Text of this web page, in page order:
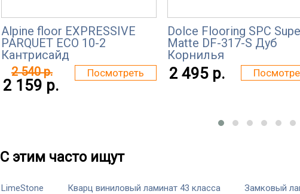
Alpine floor EXPRESSIVE
PARQUET ЕСО 10-2
Кантрисайд
2 540 р.
2 159 р.
Посмотреть
Dolce Flooring SPC
Matte DF-317-S Дуб
Корнилья
2 495 р.
С этим часто ищут
LimeStone Кварц виниловый ламинат 43 класса Замковый